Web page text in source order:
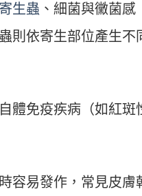
寄生蟲 、細菌與黴菌感
則依寄生部位產生不
體免疫疾病（如紅斑
容易發作，常見皮膚